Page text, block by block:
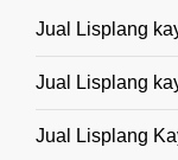
Jual Lisplang
Jual Lisplang
Jual Lisplang